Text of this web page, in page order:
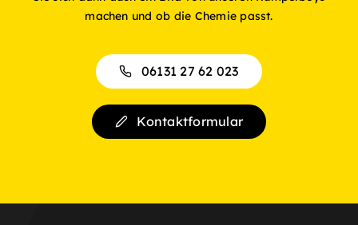
machen und ob die Chemie passt.
06131 27 62 023
Kontaktformular